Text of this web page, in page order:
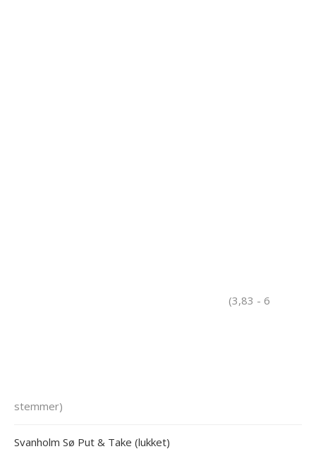
(3,83 - 6
stemmer)
Svanholm Sø Put & Take (lukket)